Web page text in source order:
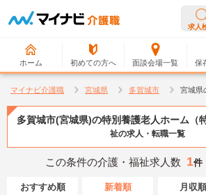
求人
ホーム 初めての方へ 面談会場一覧 保
マイナビ介護職 宮城県 多賀城市 宮城県
多賀城市(宮城県)の特別養護老人ホーム（特
祉の求人・転職一覧
この条件の介護・福祉求人数 1件
おすすめ順 新着順 月収